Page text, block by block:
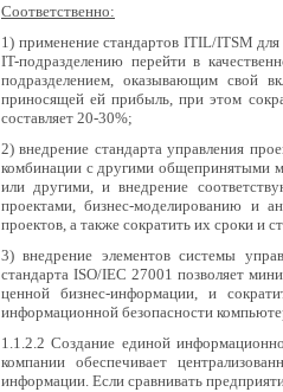
Cоответственно:
1) применение стандартов ITIL/ITSM
IT-подразделению перейти в
подразделением, оказывающим свой
приносящей ей прибыль, при этом
составляет 20-30%;
2) внедрение стандарта управления
комбинации с другими общепринятыми
или другими, и внедрение
проектами, бизнес-моделированию и
проектов, а также сократить их сроки и
3) внедрение элементов системы
стандарта ISO/IEC 27001 позволяет
ценной бизнес-информации, и
информационной безопасности
1.1.2.2 Создание единой
компании обеспечивает
информации. Если сравнивать